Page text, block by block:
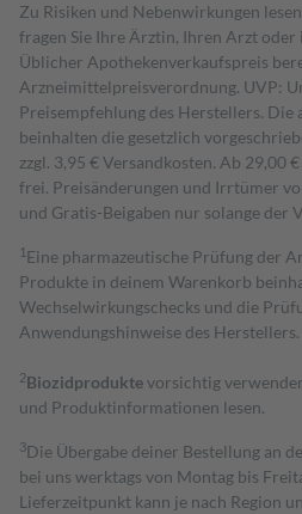
Zu Risiken und Nebenwirkungen
fragen Sie Ihre Ärztin, Ihren Arzt oder
Üblicher Apothekenverkaufspreis
Arzneimittelpreisverordnung. UVP:
Preisempfehlung des Herstellers. Die
beinhalten die gesetzlich
zzgl. 3,95 € Versandkosten. Ab 29,00
frei. Preisänderungen und Irrtümer
und Gratis-Beigaben nur solange der
1 Eine pharmazeutische Prüfung der
Produkte in deinem Warenkorb
Wechselwirkungschecks und die
Anwendungshinweise des Herstellers.
2Biozidproduktevorsichtig
und Produktinformationen lesen.
3Die Übergabe deiner Bestellung an
bei uns werktags von Montag bis
Lieferzeitpunkt kann je nach Region